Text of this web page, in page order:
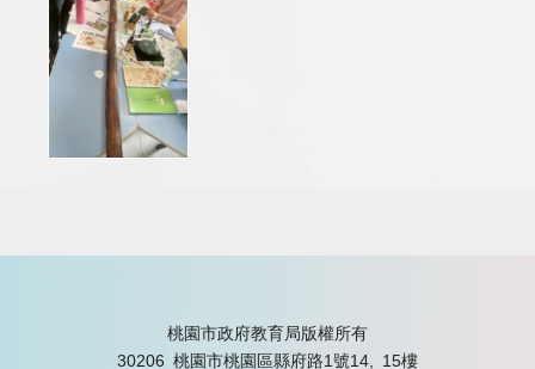
桃園市政府教育局版權所有
30206 桃園市桃園區縣府路1號14, 15樓